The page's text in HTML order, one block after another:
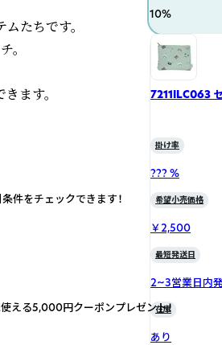
たちです。
。
ます。
10%
7211ILC063
掛け率
??? %
希望小売価格
￥2,500
最短発送日
2~3営業日内
在庫
あり
件をチェックできます！
える5,000円クーポンプレゼント！